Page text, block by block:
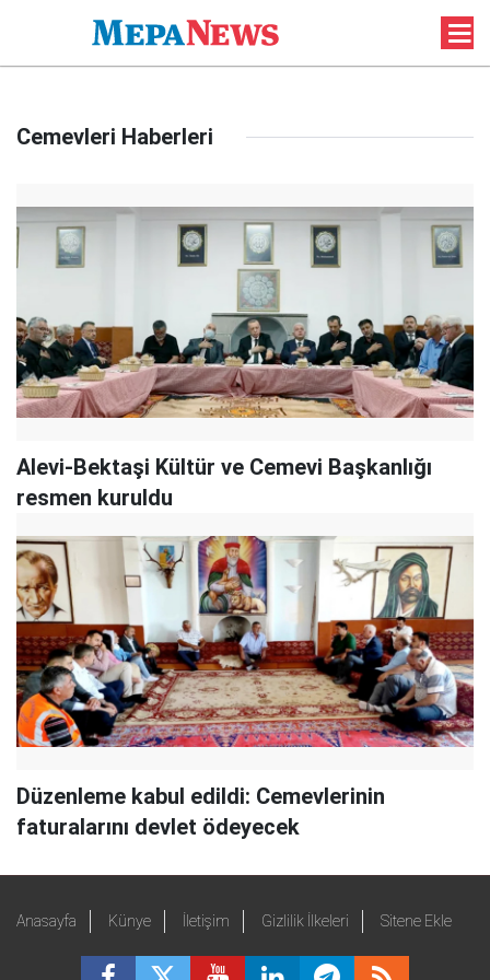
Cemevleri Haberleri
Alevi-Bektaşi Kültür ve Cemevi Başkanlığı
resmen kuruldu
Düzenleme kabul edildi: Cemevlerinin
faturalarını devlet ödeyecek
Anasayfa Künye İletişim Gizlilik İlkeleri Sitene Ekle